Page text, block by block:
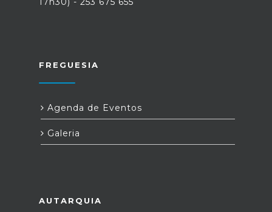
FREGUESIA
Agenda de Eventos
Galeria
AUTARQUIA